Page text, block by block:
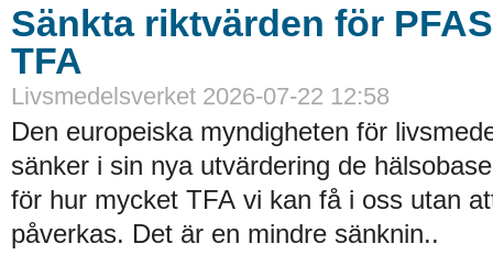
Sänkta riktvärden för
TFA
Livsmedelsverket 2026-07-22 12:58
Den europeiska myndigheten för
sänker i sin nya utvärdering de
för hur mycket TFA vi kan få i oss utan
påverkas. Det är en mindre sänknin..